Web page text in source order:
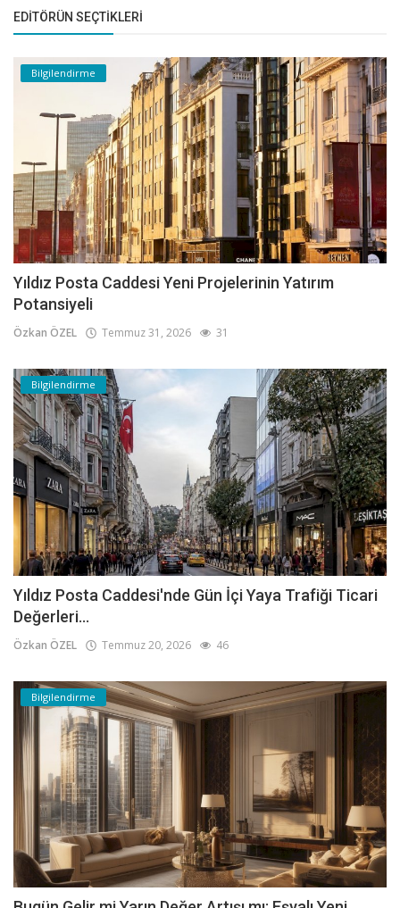
EDITÖRÜN SEÇTIKLERI
Bilgilendirme
Yıldız Posta Caddesi Yeni Projelerinin Yatırım
Potansiyeli
Özkan ÖZEL Temmuz 31, 2026 31
Bilgilendirme
Yıldız Posta Caddesi'nde Gün İçi Yaya Trafiği Ticari
Değerleri...
Özkan ÖZEL Temmuz 20, 2026 46
Bilgilendirme